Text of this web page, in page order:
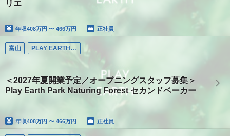
リエ
年収408万円 〜 466万円 正社員
富山 PLAY EARTH PARK
＜2027年夏開業予定／オープニングスタッフ募集＞
Play Earth Park Naturing Forest セカンドベーカー
年収408万円 〜 466万円 正社員